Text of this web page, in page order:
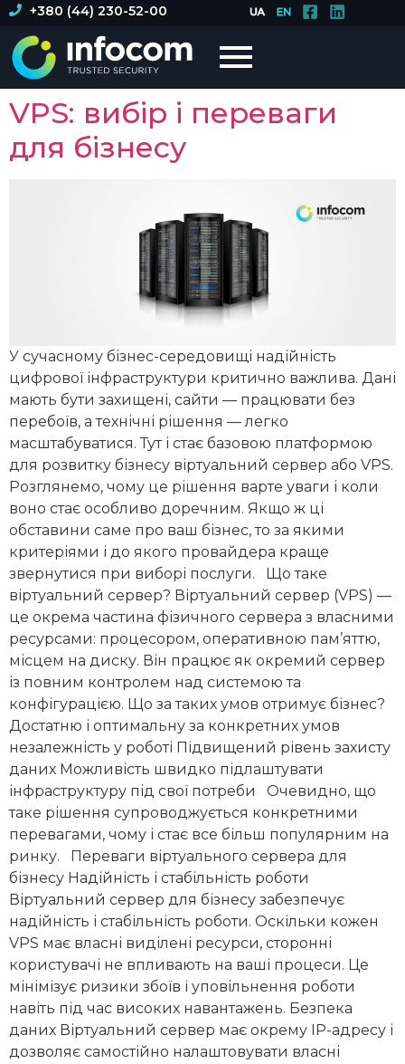
+380 (44) 230-52-00
VPS: вибір і переваги
для бізнесу
У сучасному бізнес-середовищі надійність
цифрової інфраструктури критично важлива. Дані
мають бути захищені, сайти — працювати без
перебоїв, а технічні рішення — легко
масштабуватися. Тут і стає базовою платформою
для розвитку бізнесу віртуальний сервер або VPS.
Розглянемо, чому це рішення варте уваги і коли
воно стає особливо доречним. Якщо ж ці
обставини саме про ваш бізнес, то за якими
критеріями і до якого провайдера краще
звернутися при виборі послуги. Що таке
віртуальний сервер? Віртуальний сервер (VPS) —
це окрема частина фізичного сервера з власними
ресурсами: процесором, оперативною пам’яттю,
місцем на диску. Він працює як окремий сервер
із повним контролем над системою та
конфігурацією. Що за таких умов отримує бізнес?
Достатню і оптимальну за конкретних умов
незалежність у роботі Підвищений рівень захисту
даних Можливість швидко підлаштувати
інфраструктуру під свої потреби Очевидно, що
таке рішення супроводжується конкретними
перевагами, чому і стає все більш популярним на
ринку. Переваги віртуального сервера для
бізнесу Надійність і стабільність роботи
Віртуальний сервер для бізнесу забезпечує
надійність і стабільність роботи. Оскільки кожен
VPS має власні виділені ресурси, сторонні
користувачі не впливають на ваші процеси. Це
мінімізує ризики збоїв і уповільнення роботи
навіть під час високих навантажень. Безпека
даних Віртуальний сервер має окрему IP-адресу і
дозволяє самостійно налаштовувати власні